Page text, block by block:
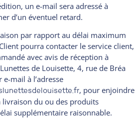
un e-mail sera adressé à
d’un éventuel retard.
par rapport au délai maximum
pourra contacter le service client,
avec avis de réception à
de Louisette, 4, rue de Bréa
e-mail à l’adresse
, pour enjoindre
livraison du ou des produits
supplémentaire raisonnable.